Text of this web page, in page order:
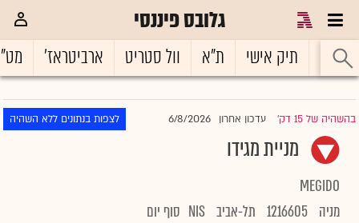
גלובס פיננסי
ראשי תיק אישי ת"א וול סטריט ארביטראז'
בהשהיה של 15 דק' |עדכון אחרון 6/8/2026 לצפות בנתונים ללא השהיה
מניית מגידו
MEGIDO
מניה 1216605 תל-אביב NIS סוף יום